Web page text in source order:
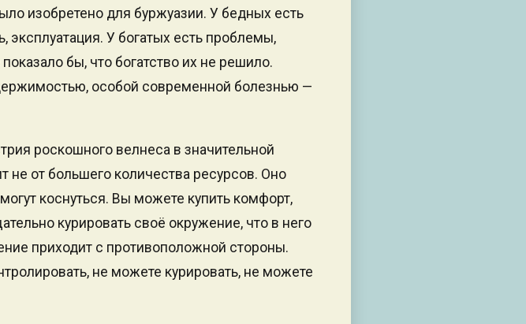
изобретено для буржуазии. У бедных есть
эксплуатация. У богатых есть проблемы,
бы, что богатство их не решило.
особой современной болезнью —
роскошного велнеса в значительной
не от большего количества ресурсов. Оно
коснуться. Вы можете купить комфорт,
курировать своё окружение, что в него
приходит с противоположной стороны.
не можете курировать, не можете